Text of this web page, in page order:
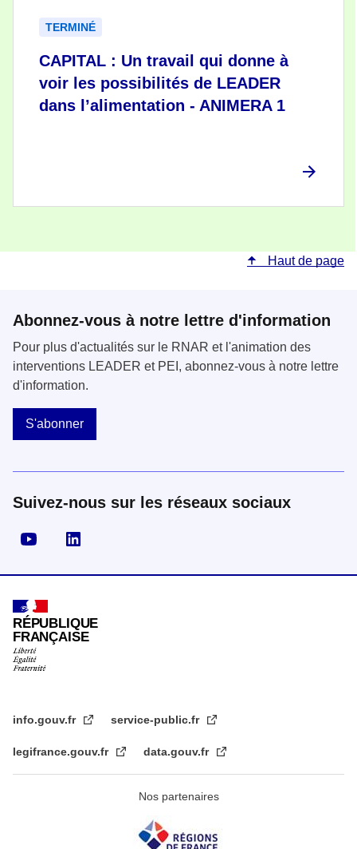
CAPITAL : Un travail qui donne à
voir les possibilités de LEADER
dans l’alimentation - ANIMERA 1
TERMINÉ
Haut de page
Abonnez-vous à notre lettre d'information
Pour plus d'actualités sur le RNAR et l'animation des
interventions LEADER et PEI, abonnez-vous à notre lettre
d'information.
S'abonner
Suivez-nous sur les réseaux sociaux
Visiter la page YouTube
RÉPUBLIQUE
FRANÇAISE
info.gouv.fr service-public.fr
legifrance.gouv.fr data.gouv.fr
Nos partenaires